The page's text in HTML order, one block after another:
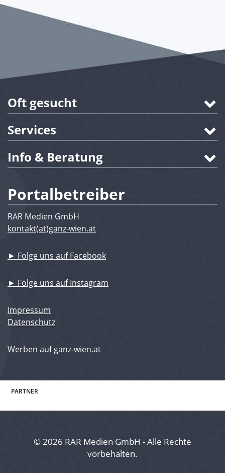
Oft gesucht
Services
Info & Beratung
Portalbetreiber
RAR Medien GmbH
kontakt(at)ganz-wien.at
► Folge uns auf Facebook
► Folge uns auf Instagram
Impressum
Datenschutz
Werben auf ganz-wien.at
PARTNER
© 2026 RAR Medien GmbH - Alle Rechte
vorbehalten.